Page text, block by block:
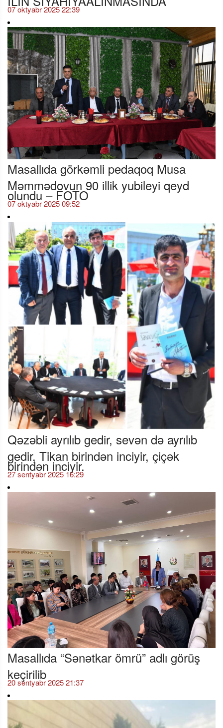
07 oktyabr 2025 22:39
Masallıda görkəmli pedaqoq Musa
Məmmədovun 90 illik yubileyi qeyd
olundu – FOTO
07 oktyabr 2025 09:52
Qəzəbli ayrılıb gedir, sevən də ayrılıb
gedir, Tikan birindən inciyir, çiçək
birindən inciyir.
27 sentyabr 2025 16:29
Masallıda “Sənətkar ömrü” adlı görüş
keçirilib
20 sentyabr 2025 21:37